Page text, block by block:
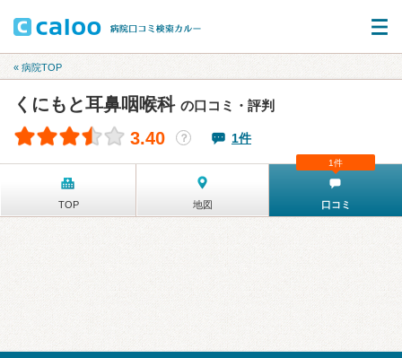
« 病院TOP
くにもと耳鼻咽喉科 の口コミ・評判
3.40 ？ 1件
TOP 地図 口コミ
1件